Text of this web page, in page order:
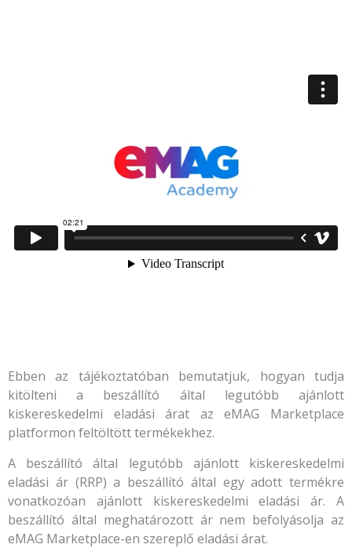
Ebben az tájékoztatóban bemutatjuk, hogyan tudja
kitölteni a beszállító által legutóbb ajánlott
kiskereskedelmi eladási árat az eMAG Marketplace
platformon feltöltött termékekhez.
A beszállító által legutóbb ajánlott kiskereskedelmi
eladási ár (RRP) a beszállító által egy adott termékre
vonatkozóan ajánlott kiskereskedelmi eladási ár. A
beszállító által meghatározott ár nem befolyásolja az
eMAG Marketplace-en szereplő eladási árat.